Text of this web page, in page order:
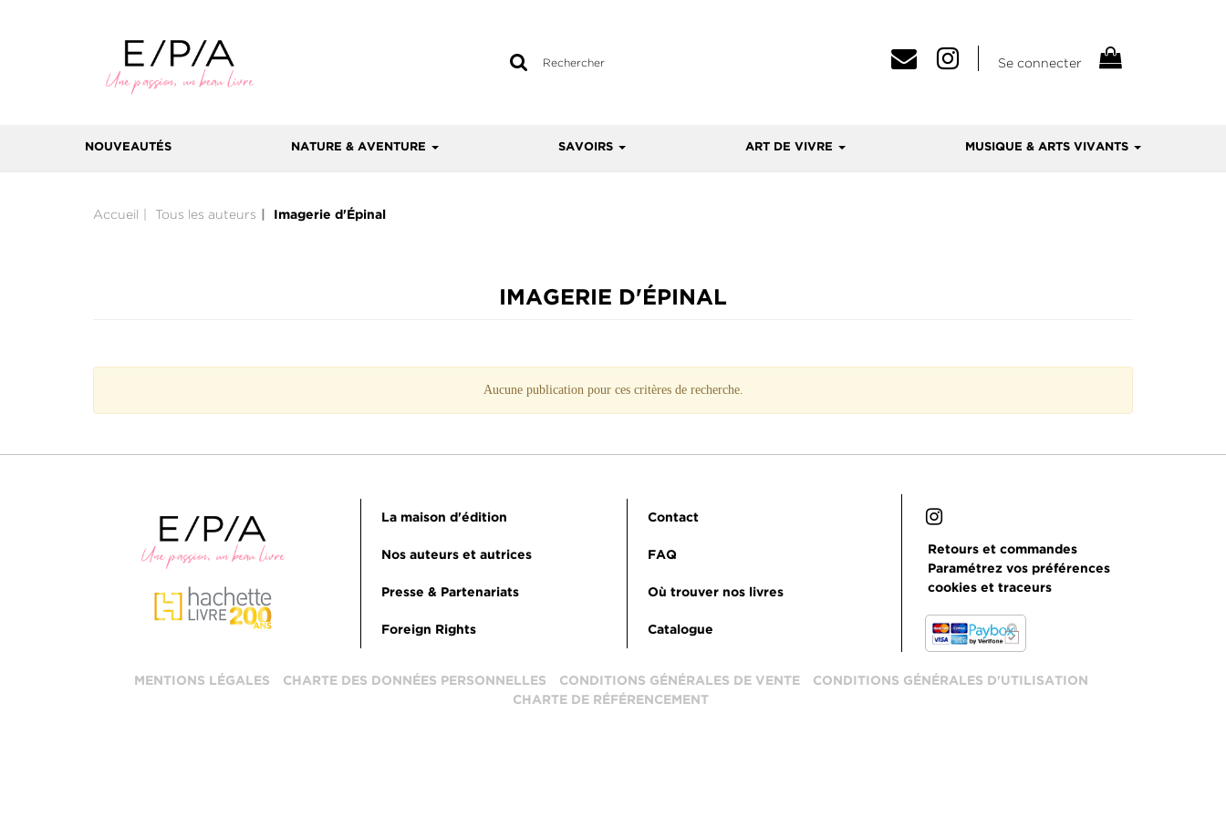
Rechercher
Se connecter
NOUVEAUTÉS NATURE & AVENTURE SAVOIRS ART DE VIVRE MUSIQUE & ARTS VIVANTS
Accueil Tous les auteurs Imagerie d'Épinal
IMAGERIE D'ÉPINAL
Aucune publication pour ces critères de recherche.
La maison d'édition
Nos auteurs et autrices
Presse & Partenariats
Foreign Rights
Contact
FAQ
Où trouver nos livres
Catalogue
Retours et commandes
Paramétrez vos préférences
cookies et traceurs
MENTIONS LÉGALES CHARTE DES DONNÉES PERSONNELLES CONDITIONS GÉNÉRALES DE VENTE
CONDITIONS GÉNÉRALES D'UTILISATION
CHARTE DE RÉFÉRENCEMENT